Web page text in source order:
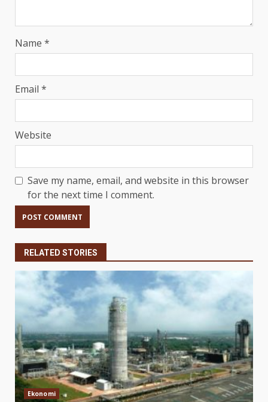
Name *
Email *
Website
Save my name, email, and website in this browser
for the next time I comment.
RELATED STORIES
Ekonomi